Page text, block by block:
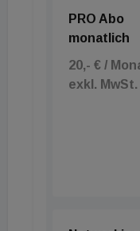
PRO Abo
monatlich
20,- € /
exkl. MwSt.